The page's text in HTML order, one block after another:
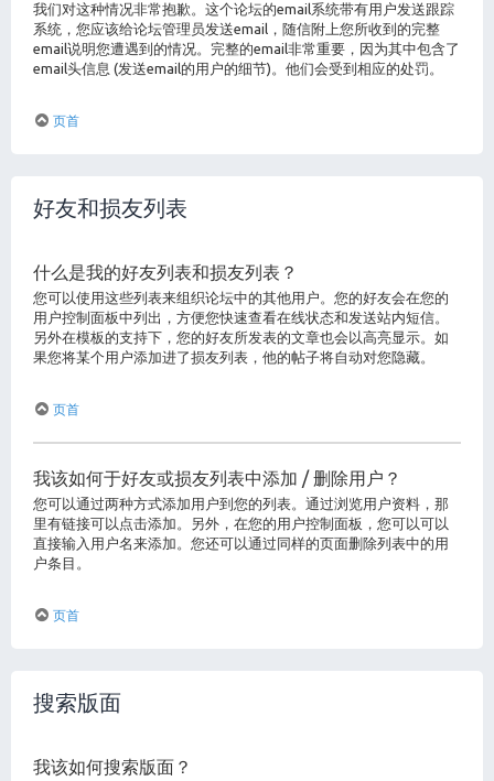
我们对这种情况非常抱歉。这个论坛的email系统带有用户发送跟踪
系统，您应该给论坛管理员发送email，随信附上您所收到的完整
email说明您遭遇到的情况。完整的email非常重要，因为其中包含了
email头信息 (发送email的用户的细节)。他们会受到相应的处罚。
页首
好友和损友列表
什么是我的好友列表和损友列表？
您可以使用这些列表来组织论坛中的其他用户。您的好友会在您的
用户控制面板中列出，方便您快速查看在线状态和发送站内短信。
另外在模板的支持下，您的好友所发表的文章也会以高亮显示。如
果您将某个用户添加进了损友列表，他的帖子将自动对您隐藏。
页首
我该如何于好友或损友列表中添加 / 删除用户？
您可以通过两种方式添加用户到您的列表。通过浏览用户资料，那
里有链接可以点击添加。另外，在您的用户控制面板，您可以可以
直接输入用户名来添加。您还可以通过同样的页面删除列表中的用
户条目。
页首
搜索版面
我该如何搜索版面？